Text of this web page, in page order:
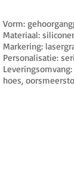
Vorm:
Materiaal:
Markering:
Personalisatie:
hoes,